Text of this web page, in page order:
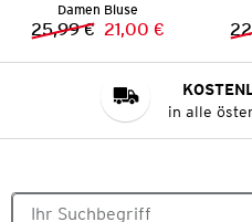
Damen Bluse
Vorheriger Preis:
25,99 € Neuer Preis:
21,00 €
in alle